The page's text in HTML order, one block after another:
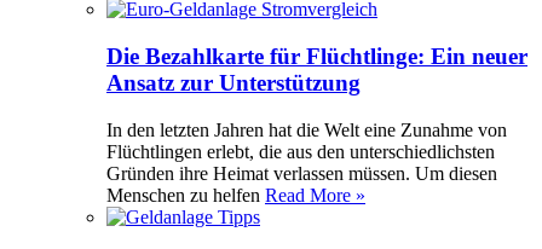
Die Bezahlkarte für Flüchtlinge: Ein neuer
Ansatz zur Unterstützung
In den letzten Jahren hat die Welt eine Zunahme von
Flüchtlingen erlebt, die aus den unterschiedlichsten
Gründen ihre Heimat verlassen müssen. Um diesen
Menschen zu helfen Read More »